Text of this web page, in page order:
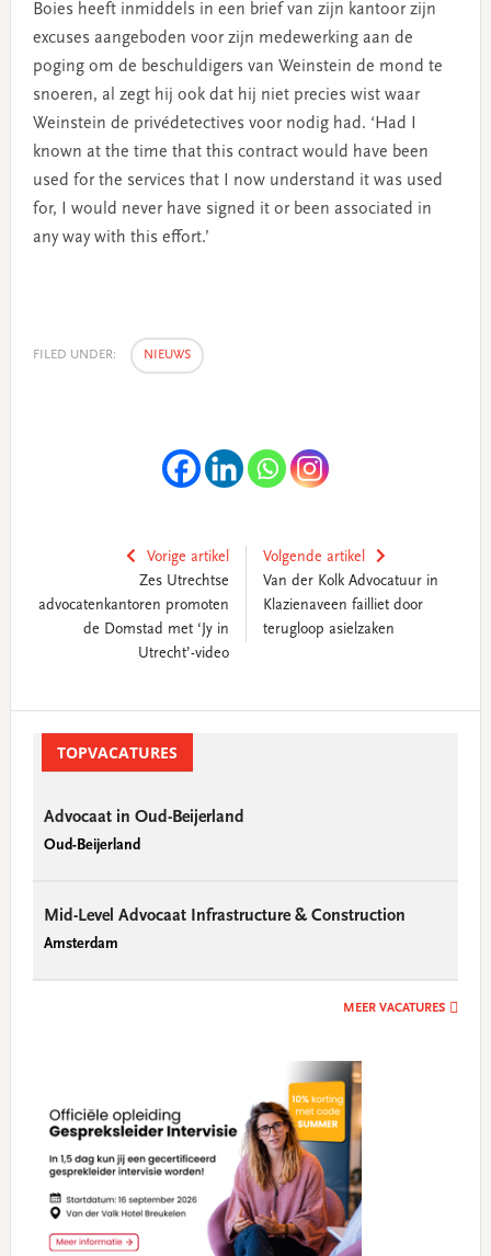
Boies heeft inmiddels in een brief van zijn kantoor zijn
excuses aangeboden voor zijn medewerking aan de
poging om de beschuldigers van Weinstein de mond te
snoeren, al zegt hij ook dat hij niet precies wist waar
Weinstein de privédetectives voor nodig had. ‘Had I
known at the time that this contract would have been
used for the services that I now understand it was used
for, I would never have signed it or been associated in
any way with this effort.’
FILED UNDER: NIEUWS
Vorige artikel
Zes Utrechtse
advocatenkantoren promoten
de Domstad met ‘Jy in
Utrecht’-video
Volgende artikel
Van der Kolk Advocatuur in
Klazienaveen failliet door
terugloop asielzaken
SidebarTOPVACATURES
Advocaat in Oud-Beijerland
Oud-Beijerland
Mid-Level Advocaat Infrastructure & Construction
Amsterdam
MEER VACATURES